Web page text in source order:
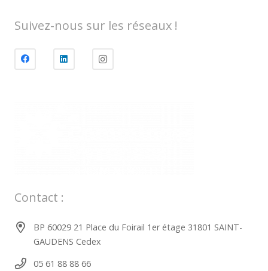
Suivez-nous sur les réseaux !
Contact :
BP 60029 21 Place du Foirail 1er étage 31801 SAINT-
GAUDENS Cedex
05 61 88 88 66